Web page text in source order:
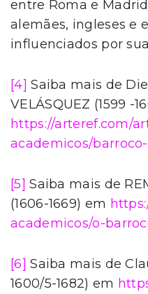
entre Roma e
alemães, ingleses e
influenciados por
[4] Saiba mais de
VELÁSQUEZ (1599 -
https://arteref.com/
academicos/
[5] Saiba mais de
(1606-1669) em
academicos/o-
[6] Saiba mais de
1600/5-1682) em